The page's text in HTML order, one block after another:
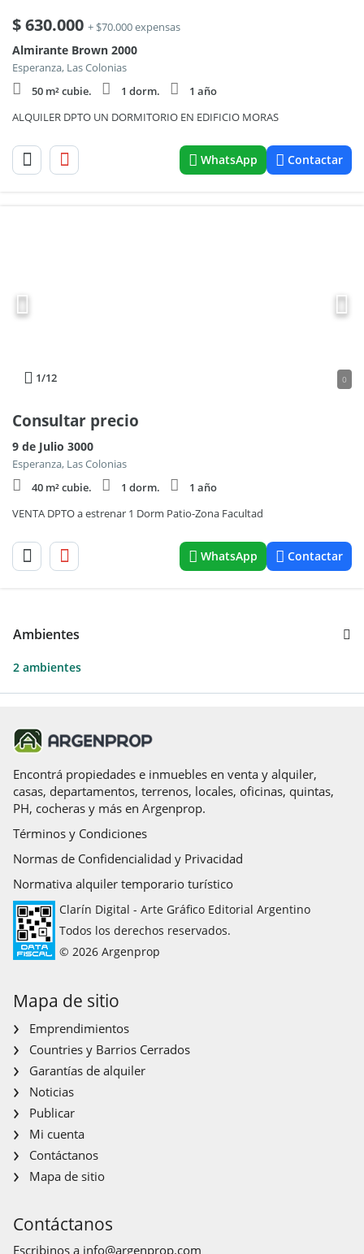
$630.000 + $70.000 expensas
Almirante Brown 2000
Esperanza, Las Colonias
50 m² cubie.
1 dorm.
1 año
ALQUILER DPTO UN DORMITORIO EN EDIFICIO MORAS
WhatsApp Contactar
1/12 0
Consultar precio
9 de Julio 3000
Esperanza, Las Colonias
40 m² cubie.
1 dorm.
1 año
VENTA DPTO a estrenar 1 Dorm Patio-Zona Facultad
WhatsApp Contactar
Ambientes
2 ambientes
Encontrá propiedades e inmuebles en venta y alquiler,
casas, departamentos, terrenos, locales, oficinas, quintas,
PH, cocheras y más en Argenprop.
Términos y Condiciones
Normas de Confidencialidad y Privacidad
Normativa alquiler temporario turístico
Clarín Digital - Arte Gráfico Editorial Argentino
Todos los derechos reservados.
© 2026 Argenprop
Mapa de sitio
Emprendimientos
Countries y Barrios Cerrados
Garantías de alquiler
Noticias
Publicar
Mi cuenta
Contáctanos
Mapa de sitio
Contáctanos
Escribinos a info@argenprop.com